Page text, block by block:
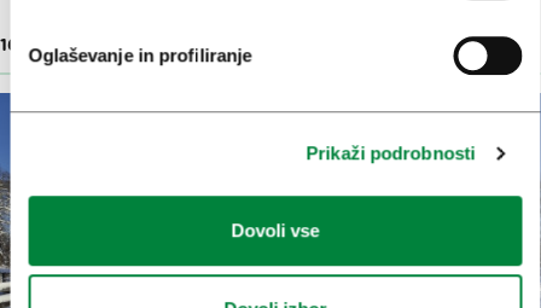
Oglaševanje in profiliranje
Prikaži podrobnosti
Dovoli vse
16. feb. 2026